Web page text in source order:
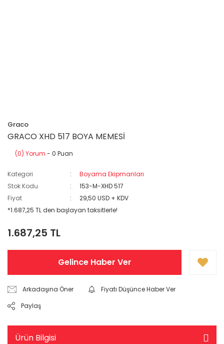
Graco
GRACO XHD 517 BOYA MEMESİ
(0) Yorum - 0 Puan
Kategori
Boyama Ekipmanları
Stok Kodu
153-M-XHD 517
Fiyat
29,50 USD + KDV
*1.687,25 TL den başlayan taksitlerle!
1.687,25 TL
Gelince Haber Ver
Arkadaşına Öner
Fiyatı Düşünce Haber Ver
Paylaş
Ürün Bilgisi